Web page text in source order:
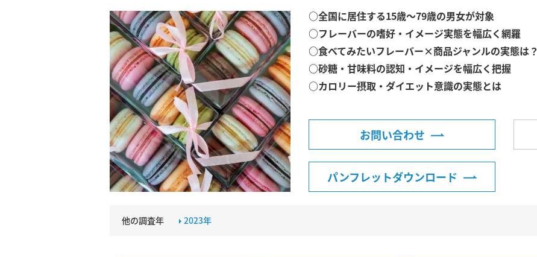
○全国に居住する15歳～79歳の男女が対象
○フレーバーの嗜好・イメージ実態を幅広く網羅
○食べてみたいフレーバー×商品ジャンルの実態は？
○砂糖・甘味料の認知・イメージを幅広く把握
○カロリー摂取・ダイエット意識の実態とは
お問い合わせ
パンフレットダウンロード
他の調査年 2023年